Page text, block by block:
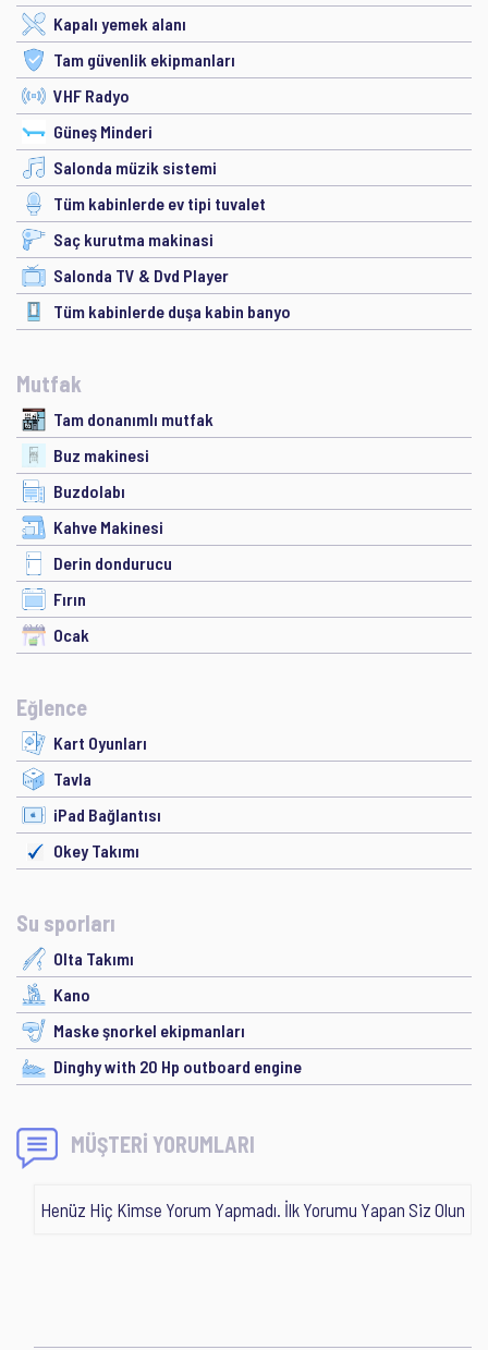
Kapalı yemek alanı
Tam güvenlik ekipmanları
VHF Radyo
Güneş Minderi
Salonda müzik sistemi
Tüm kabinlerde ev tipi tuvalet
Saç kurutma makinasi
Salonda TV & Dvd Player
Tüm kabinlerde duşa kabin banyo
Mutfak
Tam donanımlı mutfak
Buz makinesi
Buzdolabı
Kahve Makinesi
Derin dondurucu
Fırın
Ocak
Eğlence
Kart Oyunları
Tavla
iPad Bağlantısı
Okey Takımı
Su sporları
Olta Takımı
Kano
Maske şnorkel ekipmanları
Dinghy with 20 Hp outboard engine
MÜŞTERİ YORUMLARI
Henüz Hiç Kimse Yorum Yapmadı. İlk Yorumu Yapan Siz Olun